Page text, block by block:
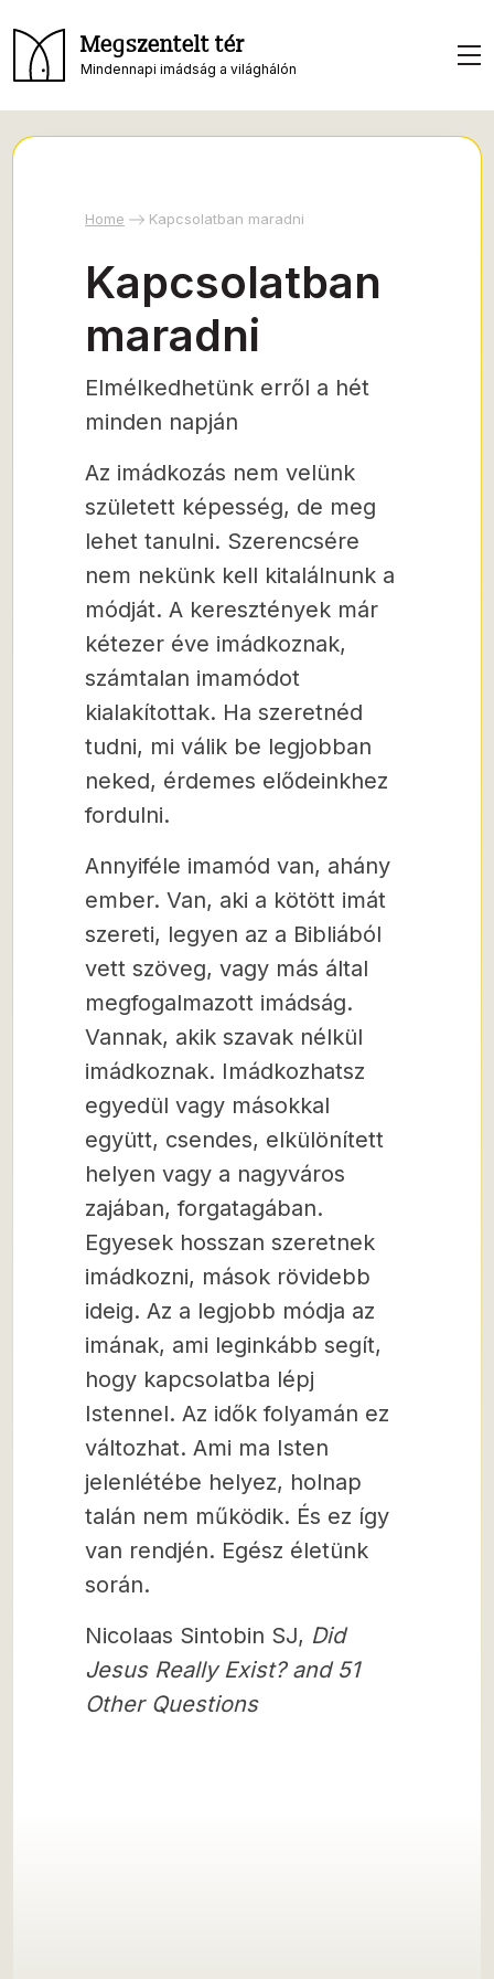
Megszentelt tér
Mindennapi imádság a világhálón
Home Kapcsolatban maradni
Kapcsolatban
maradni
Elmélkedhetünk erről a hét
minden napján
Az imádkozás nem velünk
született képesség, de meg
lehet tanulni. Szerencsére
nem nekünk kell kitalálnunk a
módját. A keresztények már
kétezer éve imádkoznak,
számtalan imamódot
kialakítottak. Ha szeretnéd
tudni, mi válik be legjobban
neked, érdemes elődeinkhez
fordulni.
Annyiféle imamód van, ahány
ember. Van, aki a kötött imát
szereti, legyen az a Bibliából
vett szöveg, vagy más által
megfogalmazott imádság.
Vannak, akik szavak nélkül
imádkoznak. Imádkozhatsz
egyedül vagy másokkal
együtt, csendes, elkülönített
helyen vagy a nagyváros
zajában, forgatagában.
Egyesek hosszan szeretnek
imádkozni, mások rövidebb
ideig. Az a legjobb módja az
imának, ami leginkább segít,
hogy kapcsolatba lépj
Istennel. Az idők folyamán ez
változhat. Ami ma Isten
jelenlétébe helyez, holnap
talán nem működik. És ez így
van rendjén. Egész életünk
során.
Nicolaas Sintobin SJ, Did
Jesus Really Exist? and 51
Other Questions